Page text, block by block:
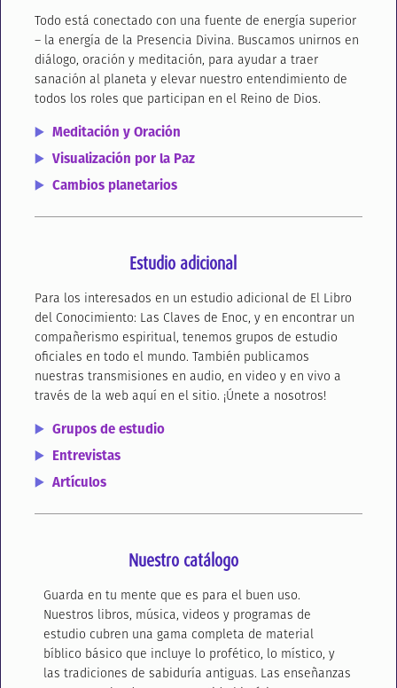
Todo está conectado con una fuente de energía superior
– la energía de la Presencia Divina. Buscamos unirnos en
diálogo, oración y meditación, para ayudar a traer
sanación al planeta y elevar nuestro entendimiento de
todos los roles que participan en el Reino de Dios.
Meditación y Oración
Visualización por la Paz
Cambios planetarios
Estudio adicional
Para los interesados en un estudio adicional de El Libro
del Conocimiento: Las Claves de Enoc, y en encontrar un
compañerismo espiritual, tenemos grupos de estudio
oficiales en todo el mundo. También publicamos
nuestras transmisiones en audio, en video y en vivo a
través de la web aquí en el sitio. ¡Únete a nosotros!
Grupos de estudio
Entrevistas
Artículos
Nuestro catálogo
Guarda en tu mente que es para el buen uso.
Nuestros libros, música, videos y programas de
estudio cubren una gama completa de material
bíblico básico que incluye lo profético, lo místico, y
las tradiciones de sabiduría antiguas. Las enseñanzas